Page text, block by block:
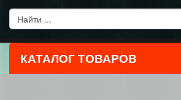
КАТАЛОГ ТОВАРОВ